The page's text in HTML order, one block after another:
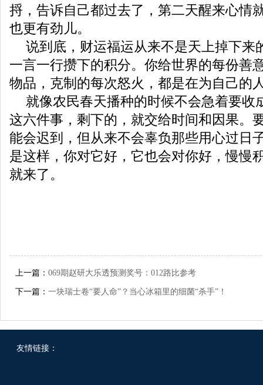
捋，告诉自己都过去了，第二天醒来心情
也更有劲儿。
说到底，财运福运从来不是天上掉下来
一言一行攒下的积分。你给世界的每份善
物品，克制的每次怒火，都是在为自己的
就像农民春天播种的时候不会急着要收
这六件事，剩下的，就交给时间和因果。
能会迟到，但从来不会辜负那些用心过日
是这样，你对它好，它也会对你好，慢慢
就来了。
上一篇： 069期赵研大乐透预测奖号：012路比参考
下一篇： 一块瑞士卷“要人命”？当心冰箱里的细菌“杀手”！
友情链接：